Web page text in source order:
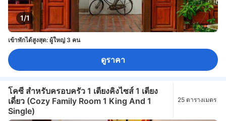
1/1
เข้าพักได้สูงสุด: ผู้ใหญ่ 3 คน
ดูราคา
โคซี สำหรับครอบครัว 1 เตียงคิงไซส์ 1 เตียง
เดี่ยว (Cozy Family Room 1 King And 1
Single)
25 ตารางเมตร